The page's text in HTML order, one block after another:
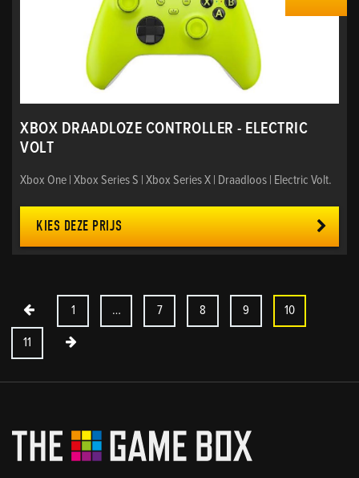
XBOX DRAADLOZE CONTROLLER - ELECTRIC
VOLT
Xbox One | Xbox Series S | Xbox Series X | Draadloos | Electric Volt.
KIES DEZE PRIJS
1 … 7 8 9
10
11